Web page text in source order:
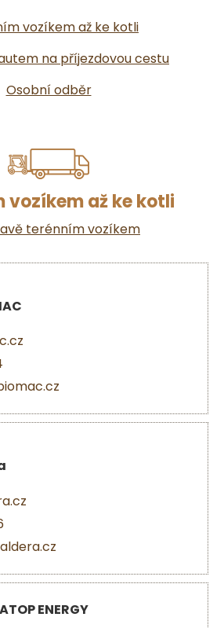
vozíkem až ke kotli
na příjezdovou cestu
Osobní odběr
vozíkem až ke kotli
terénním vozíkem
ENERGY